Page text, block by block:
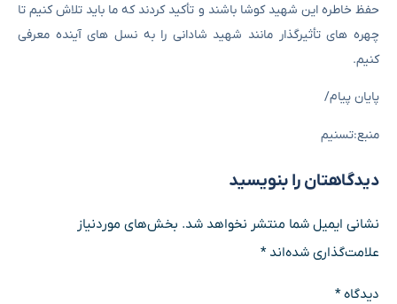
حفظ خاطره این شهید کوشا باشند و تأکید کردند که ما باید تلاش کنیم تا
چهره های تأثیرگذار مانند شهید شادانی را به نسل های آینده معرفی
کنیم.
پایان پیام/
منبع:تسنیم
دیدگاهتان را بنویسید
نشانی ایمیل شما منتشر نخواهد شد. بخش‌های موردنیاز
علامت‌گذاری شده‌اند*
دیدگاه*